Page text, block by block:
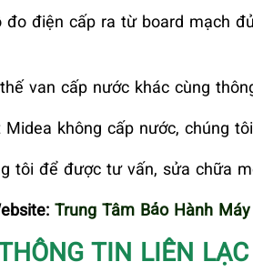
đo điện cấp ra từ board mạch
van cấp nước khác cùng
không cấp nước, chúng
tôi để được tư vấn, sửa chữa
Trung Tâm Bảo Hành
TIN LIÊN